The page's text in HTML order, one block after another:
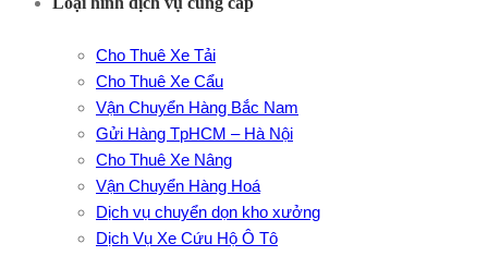
Cho Thuê Xe Tải
Cho Thuê Xe Cẩu
Vận Chuyển Hàng Bắc Nam
Gửi Hàng TpHCM – Hà Nội
Cho Thuê Xe Nâng
Vận Chuyển Hàng Hoá
Dịch vụ chuyển dọn kho xưởng
Dịch Vụ Xe Cứu Hộ Ô Tô